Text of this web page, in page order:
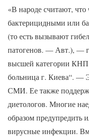
«В народе считают,
бактерицидными или
(то есть вызывают
патогенов. — Авт.), —
высшей категории КНП
больница г. Киева“. —
СМИ. Ее также
диетологов. Многие
образом предупредить
вирусные инфекции.